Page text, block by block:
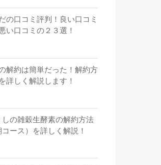
の口コミ評判！良い口コミ
い口コミの２３選！
解約は簡単だった！解約方
詳しく解説します！
しの雑穀生酵素の解約方法
コース）を詳しく解説！